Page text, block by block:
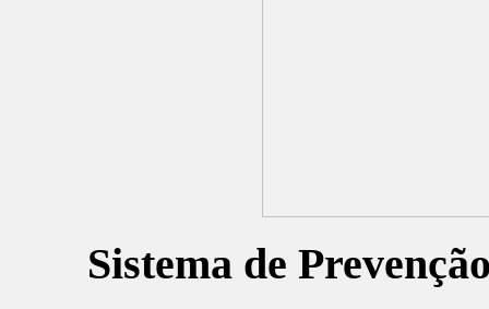
Sistema de